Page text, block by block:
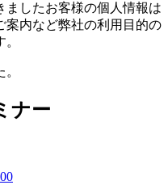
ましたお客様の個人情報は
案内など弊社の利用目的の
ナー